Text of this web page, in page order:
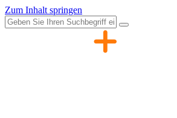
Zum Inhalt springen